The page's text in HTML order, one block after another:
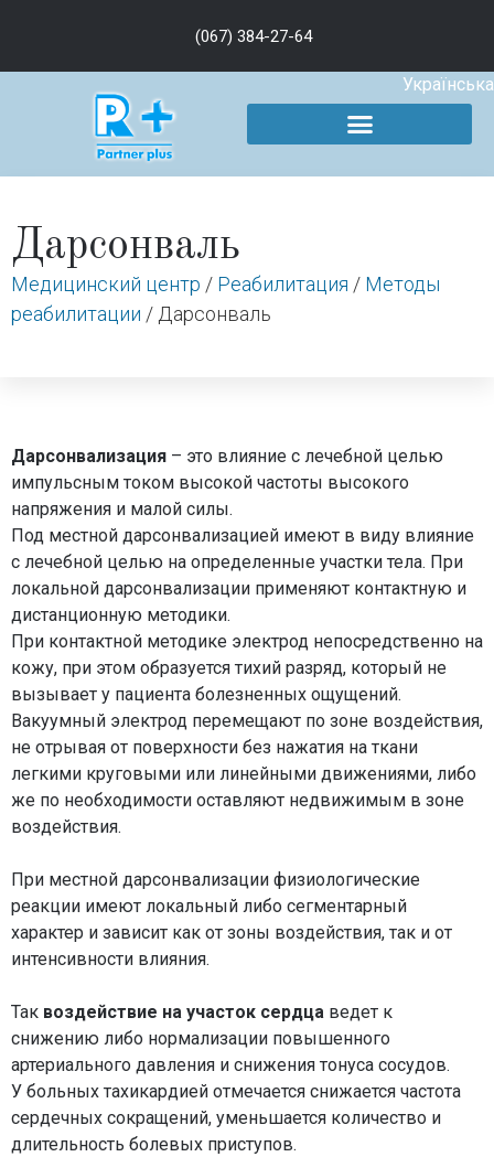
(067) 384-27-64
Українська
Дарсонваль
Медицинский центр / Реабилитация / Методы
реабилитации / Дарсонваль
Дарсонвализация – это влияние с лечебной целью
импульсным током высокой частоты высокого
напряжения и малой силы.
Под местной дарсонвализацией имеют в виду влияние
с лечебной целью на определенные участки тела. При
локальной дарсонвализации применяют контактную и
дистанционную методики.
При контактной методике электрод непосредственно на
кожу, при этом образуется тихий разряд, который не
вызывает у пациента болезненных ощущений.
Вакуумный электрод перемещают по зоне воздействия,
не отрывая от поверхности без нажатия на ткани
легкими круговыми или линейными движениями, либо
же по необходимости оставляют недвижимым в зоне
воздействия.
При местной дарсонвализации физиологические
реакции имеют локальный либо сегментарный
характер и зависит как от зоны воздействия, так и от
интенсивности влияния.
Так воздействие на участок сердца ведет к
снижению либо нормализации повышенного
артериального давления и снижения тонуса сосудов.
У больных тахикардией отмечается снижается частота
сердечных сокращений, уменьшается количество и
длительность болевых приступов.